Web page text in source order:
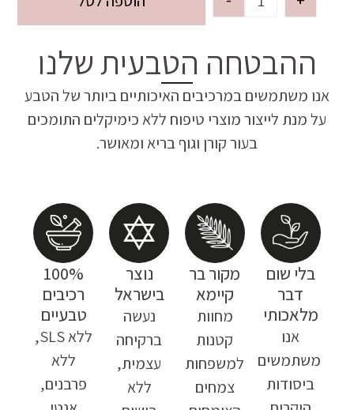
ההבטחה הטבעית שלנו
אנו משתמשים במרכיבים האיכותיים ביותר של הטבע
על מנת לייצור מוצרי טיפוח ללא כימיקלים התומכים
בעור קורן וגוף בריא ומאושר.
100%
רכיבים
טבעיים
ללא SLS,
ללא
פרבנים,
נוצר
בישראל
נעשה
ברקיחה
עצמית,
ללא
מקור בר
קיימא
מחוות
קטנות
למשפחות
צמחים
בלי שום
דבר
מלאכותי
אנו
משתמשים
ביסודות